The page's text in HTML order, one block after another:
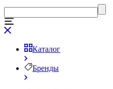
Каталог
Бренды